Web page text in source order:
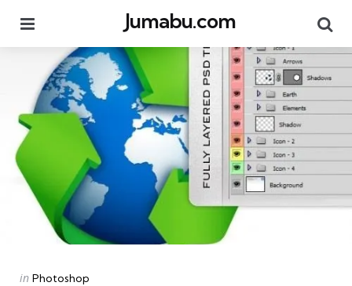
Jumabu.com
Categories
Posted
in Photoshop